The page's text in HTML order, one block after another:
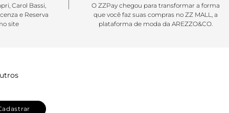
Carol Bassi,
e Reserva
site
O ZZPay chegou para transformar a forma
que você faz suas compras no ZZ MALL, a
plataforma de moda da AREZZO&CO.